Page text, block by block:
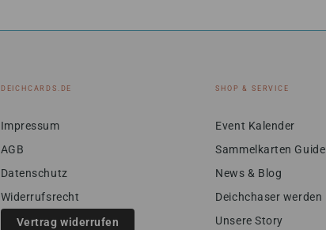
DEICHCARDS.DE
Impressum
AGB
Datenschutz
Widerrufsrecht
Vertrag widerrufen
SHOP & SERVICE
Event Kalender
Sammelkarten Guide
News & Blog
Deichchaser werden
Unsere Story